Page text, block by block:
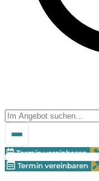
Termin vereinbaren
Termin vereinbaren